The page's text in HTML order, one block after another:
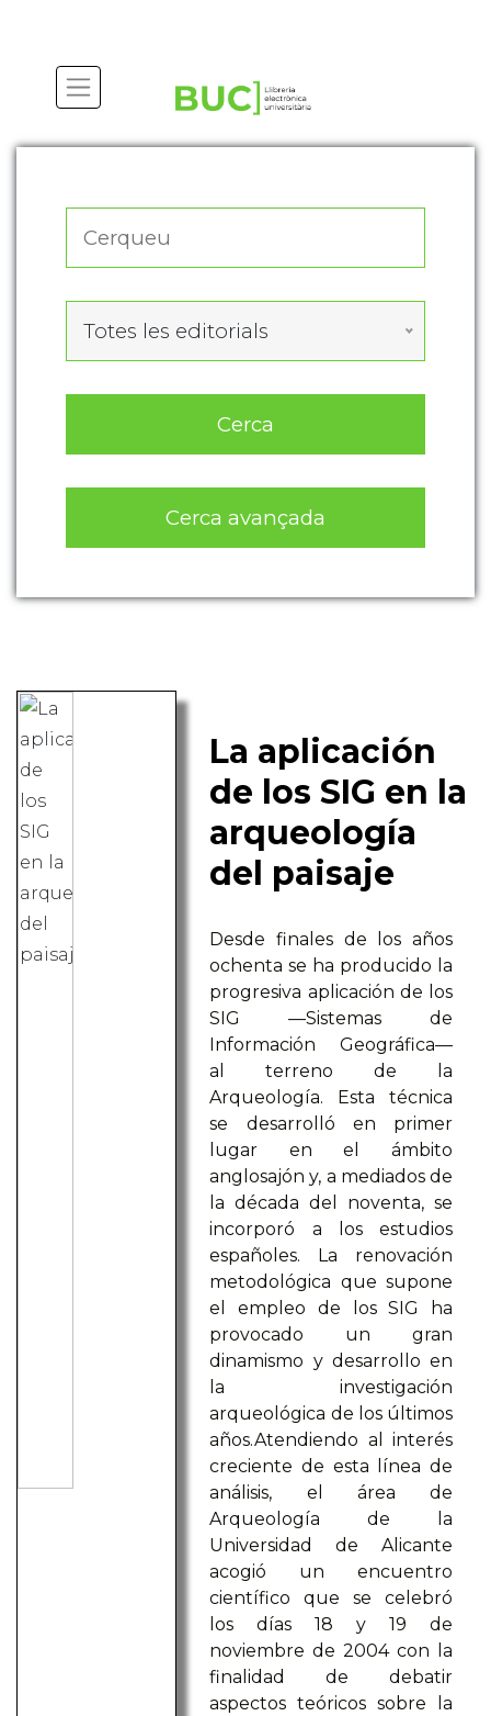
Totes les editorials
Cerca
Cerca avançada
La aplicación
de los SIG en la
arqueología
del paisaje
Desde finales de los años
ochenta se ha producido la
progresiva aplicación de los
SIG —Sistemas de
Información Geográfica—
al terreno de la
Arqueología. Esta técnica
se desarrolló en primer
lugar en el ámbito
anglosajón y, a mediados de
la década del noventa, se
incorporó a los estudios
españoles. La renovación
metodológica que supone
el empleo de los SIG ha
provocado un gran
dinamismo y desarrollo en
la investigación
arqueológica de los últimos
años.Atendiendo al interés
creciente de esta línea de
análisis, el área de
Arqueología de la
Universidad de Alicante
acogió un encuentro
científico que se celebró
los días 18 y 19 de
noviembre de 2004 con la
finalidad de debatir
aspectos teóricos sobre la